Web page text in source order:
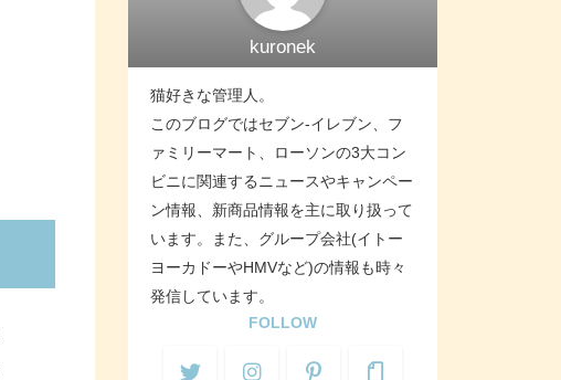
kuronek
猫好きな管理人。
このブログではセブン-イレブン、フ
ァミリーマート、ローソンの3大コン
ビニに関連するニュースやキャンペー
ン情報、新商品情報を主に取り扱って
います。また、グループ会社(イトー
ヨーカドーやHMVなど)の情報も時々
発信しています。
FOLLOW